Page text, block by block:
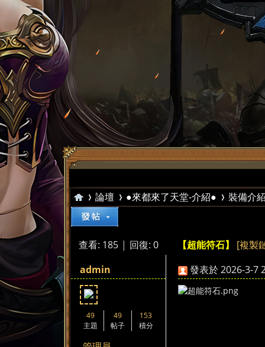
來»
論壇
›
●來都來了天堂-介紹●
›
裝備介
查看: 185 | 回復: 0 【超能符石】
[複製
admin
49
主題
49
帖子
153
積分
發表於 2026-3-7